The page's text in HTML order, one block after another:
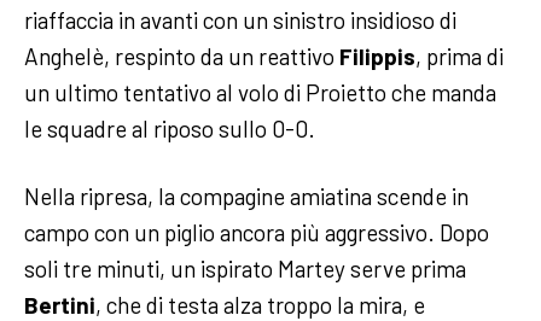
riaffaccia in avanti con un sinistro insidioso di
Anghelè, respinto da un reattivo Filippis, prima di
un ultimo tentativo al volo di Proietto che manda
le squadre al riposo sullo 0-0.
Nella ripresa, la compagine amiatina scende in
campo con un piglio ancora più aggressivo. Dopo
soli tre minuti, un ispirato Martey serve prima
Bertini, che di testa alza troppo la mira, e